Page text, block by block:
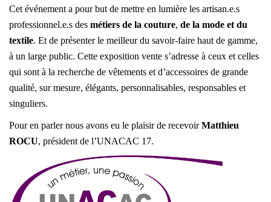
Cet événement a pour but de mettre en lumière les artisan.e.s
professionnel.e.s des métiers de la couture, de la mode et du
textile. Et de présenter le meilleur du savoir-faire haut de gamme,
à un large public. Cette exposition vente s’adresse à ceux et celles
qui sont à la recherche de vêtements et d’accessoires de grande
qualité, sur mesure, élégants, personnalisables, responsables et
singuliers.
Pour en parler nous avons eu le plaisir de recevoirMatthieu
ROCU, président de l’UNACAC 17.